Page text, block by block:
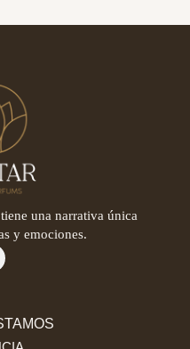
una narrativa única
y emociones.